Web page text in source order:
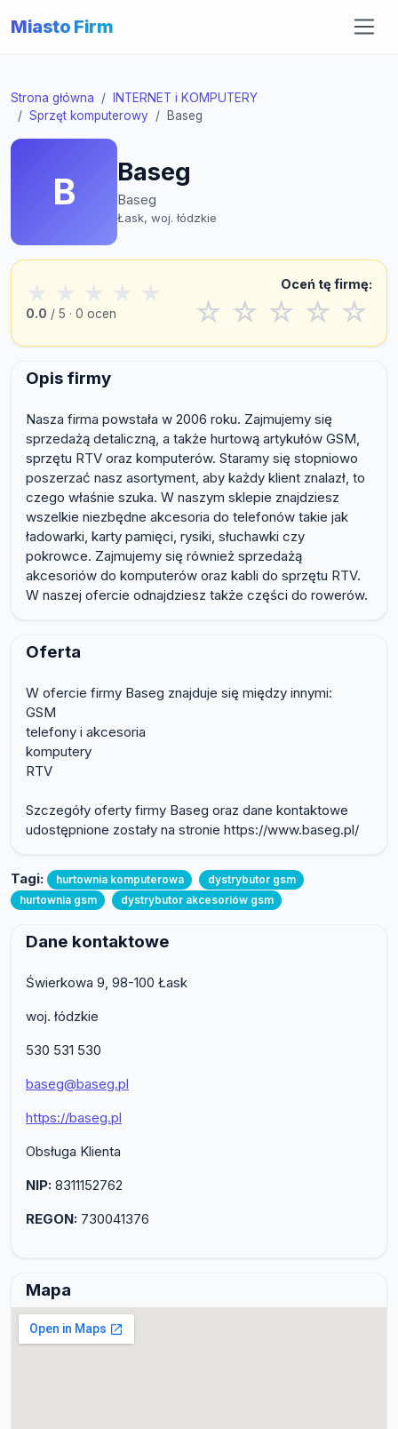
Miasto Firm
Strona główna
INTERNET i KOMPUTERY
Sprzęt komputerowy
Baseg
B Baseg
Baseg
Łask, woj. łódzkie
★ ★ ★ ★ ★
0.0 / 5 · 0 ocen
Oceń tę firmę:
☆ ☆ ☆ ☆ ☆
Opis firmy
Nasza firma powstała w 2006 roku. Zajmujemy się
sprzedażą detaliczną, a także hurtową artykułów GSM,
sprzętu RTV oraz komputerów. Staramy się stopniowo
poszerzać nasz asortyment, aby każdy klient znalazł, to
czego właśnie szuka. W naszym sklepie znajdziesz
wszelkie niezbędne akcesoria do telefonów takie jak
ładowarki, karty pamięci, rysiki, słuchawki czy
pokrowce. Zajmujemy się również sprzedażą
akcesoriów do komputerów oraz kabli do sprzętu RTV.
W naszej ofercie odnajdziesz także części do rowerów.
Oferta
W ofercie firmy Baseg znajduje się między innymi:
GSM
telefony i akcesoria
komputery
RTV
Szczegóły oferty firmy Baseg oraz dane kontaktowe
udostępnione zostały na stronie https://www.baseg.pl/
Tagi: hurtownia komputerowa
dystrybutor gsm
hurtownia gsm
dystrybutor akcesoriów gsm
Dane kontaktowe
Świerkowa 9, 98-100 Łask
woj. łódzkie
530 531 530
baseg@baseg.pl
https://baseg.pl
Obsługa Klienta
NIP: 8311152762
REGON: 730041376
Mapa